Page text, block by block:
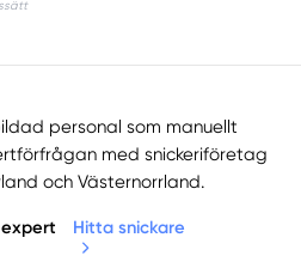
personal som manuellt
med snickeriföretag
och Västernorrland.
Hitta snickare